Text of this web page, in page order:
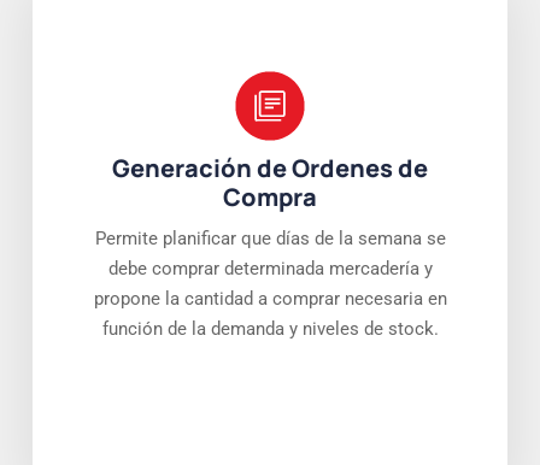
Generación de Ordenes de
Compra
Permite planificar que días de la semana se
debe comprar determinada mercadería y
propone la cantidad a comprar necesaria en
función de la demanda y niveles de stock.